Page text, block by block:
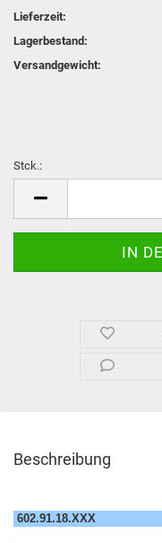
Lieferzeit:
Lagerbestand:
Versandgewicht:
Stck.:
Beschreibung
602.91.18.XXX